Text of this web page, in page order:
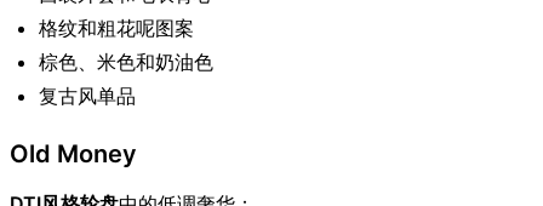
格纹和粗花呢图案
棕色、米色和奶油色
复古风单品
Old Money